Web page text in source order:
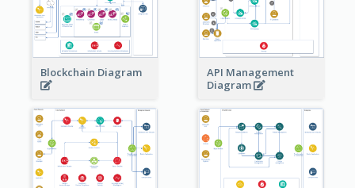
Blockchain Diagram
API Management
Diagram